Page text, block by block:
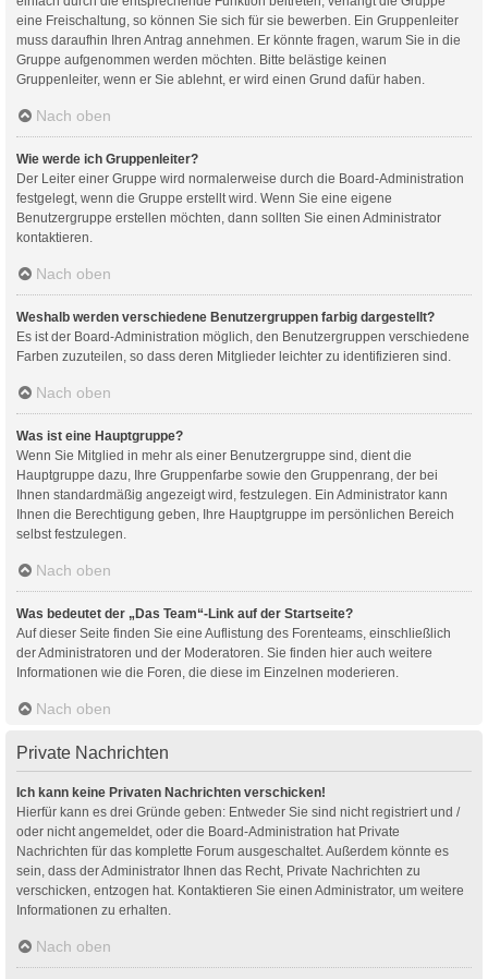
eine Freischaltung, so können Sie sich für sie bewerben. Ein Gruppenleiter
muss daraufhin Ihren Antrag annehmen. Er könnte fragen, warum Sie in die
Gruppe aufgenommen werden möchten. Bitte belästige keinen
Gruppenleiter, wenn er Sie ablehnt, er wird einen Grund dafür haben.
Nach oben
Wie werde ich Gruppenleiter?
Der Leiter einer Gruppe wird normalerweise durch die Board-Administration
festgelegt, wenn die Gruppe erstellt wird. Wenn Sie eine eigene
Benutzergruppe erstellen möchten, dann sollten Sie einen Administrator
kontaktieren.
Nach oben
Weshalb werden verschiedene Benutzergruppen farbig dargestellt?
Es ist der Board-Administration möglich, den Benutzergruppen verschiedene
Farben zuzuteilen, so dass deren Mitglieder leichter zu identifizieren sind.
Nach oben
Was ist eine Hauptgruppe?
Wenn Sie Mitglied in mehr als einer Benutzergruppe sind, dient die
Hauptgruppe dazu, Ihre Gruppenfarbe sowie den Gruppenrang, der bei
Ihnen standardmäßig angezeigt wird, festzulegen. Ein Administrator kann
Ihnen die Berechtigung geben, Ihre Hauptgruppe im persönlichen Bereich
selbst festzulegen.
Nach oben
Was bedeutet der „Das Team“-Link auf der Startseite?
Auf dieser Seite finden Sie eine Auflistung des Forenteams, einschließlich
der Administratoren und der Moderatoren. Sie finden hier auch weitere
Informationen wie die Foren, die diese im Einzelnen moderieren.
Nach oben
Private Nachrichten
Ich kann keine Privaten Nachrichten verschicken!
Hierfür kann es drei Gründe geben: Entweder Sie sind nicht registriert und /
oder nicht angemeldet, oder die Board-Administration hat Private
Nachrichten für das komplette Forum ausgeschaltet. Außerdem könnte es
sein, dass der Administrator Ihnen das Recht, Private Nachrichten zu
verschicken, entzogen hat. Kontaktieren Sie einen Administrator, um weitere
Informationen zu erhalten.
Nach oben